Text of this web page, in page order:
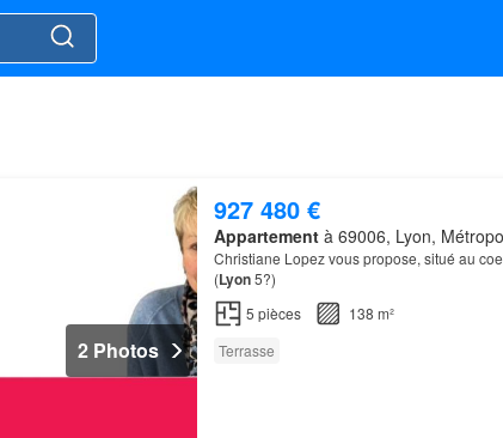
2 Photos
927 480 €
Appartementà 69006, Lyon,
Christiane Lopez vous propose, situé au
(Lyon5?)
5 pièces
138 m²
Terrasse